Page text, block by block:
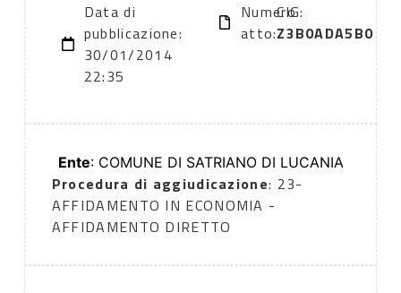
Data di
pubblicazione:
30/01/2014
22:35
Numero
atto:
CIG:
Z3B0ADA5B0
Ente: COMUNE DI SATRIANO DI LUCANIA
Procedura di aggiudicazione: 23-
AFFIDAMENTO IN ECONOMIA -
AFFIDAMENTO DIRETTO